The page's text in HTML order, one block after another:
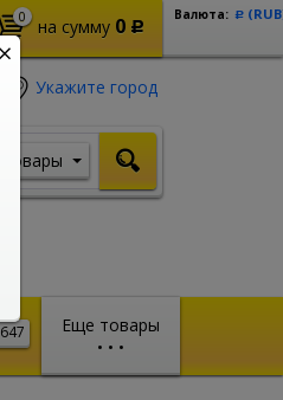
0 на сумму 0 Р
Валюта: Р
Укажите город
Товары
Еще товары
• • •
647